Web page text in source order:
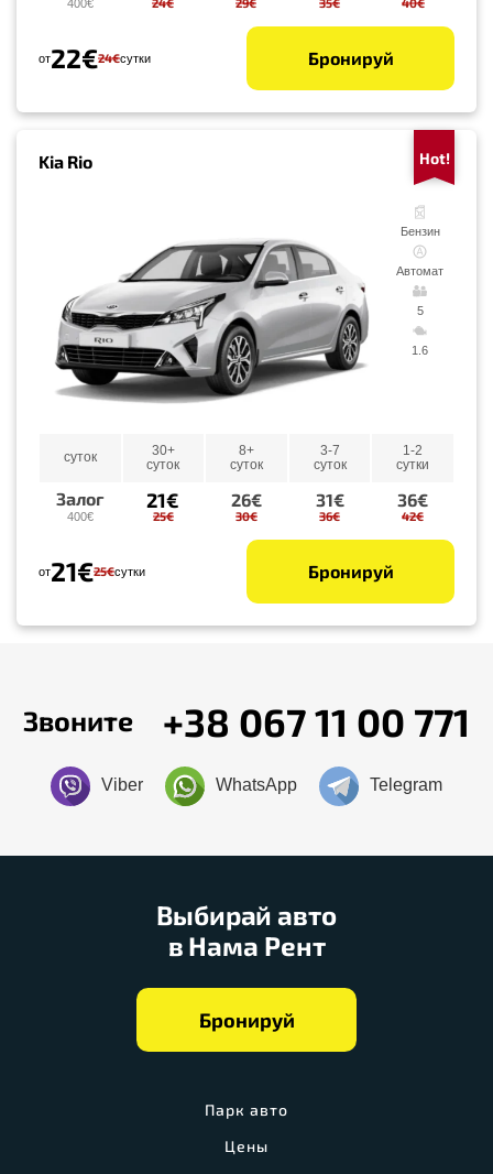
400€
от22€24€сутки Бронируй
Kia Rio Hot!
Бензин
Автомат
5
1.6
суток
30+
суток
8+
суток
3-7
суток
1-2
сутки
Залог
400€
21€
25€
26€
30€
31€
36€
36€
42€
от21€25€сутки Бронируй
Звоните +38 067 11 00 771
Viber WhatsApp Telegram
Парк авто
Цены
Выбирай авто
в Нама Рент
Бронируй